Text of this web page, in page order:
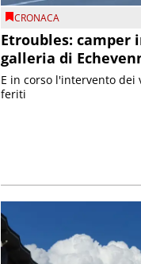
CRONACA
Etroubles: camper
galleria di
E in corso l'intervento
feriti